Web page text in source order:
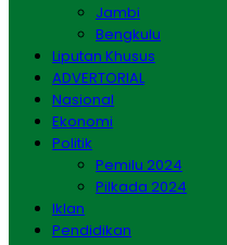
Jambi
Bengkulu
Liputan Khusus
ADVERTORIAL
Nasional
Ekonomi
Politik
Pemilu 2024
Pilkada 2024
Iklan
Pendidikan